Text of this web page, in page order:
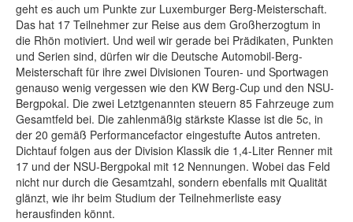
geht es auch um Punkte zur Luxemburger Berg-Meisterschaft.
Das hat 17 Teilnehmer zur Reise aus dem Großherzogtum in
die Rhön motiviert. Und weil wir gerade bei Prädikaten, Punkten
und Serien sind, dürfen wir die Deutsche Automobil-Berg-
Meisterschaft für ihre zwei Divisionen Touren- und Sportwagen
genauso wenig vergessen wie den KW Berg-Cup und den NSU-
Bergpokal. Die zwei Letztgenannten steuern 85 Fahrzeuge zum
Gesamtfeld bei. Die zahlenmäßig stärkste Klasse ist die 5c, in
der 20 gemäß Performancefactor eingestufte Autos antreten.
Dichtauf folgen aus der Division Klassik die 1,4-Liter Renner mit
17 und der NSU-Bergpokal mit 12 Nennungen. Wobei das Feld
nicht nur durch die Gesamtzahl, sondern ebenfalls mit Qualität
glänzt, wie ihr beim Studium der Teilnehmerliste easy
herausfinden könnt.